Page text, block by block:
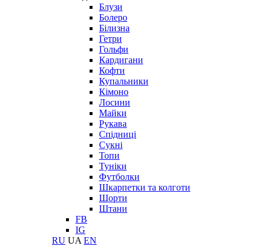
Блузи
Болеро
Білизна
Гетри
Гольфи
Кардигани
Кофти
Купальники
Кімоно
Лосини
Майки
Рукава
Спідниці
Сукні
Топи
Туніки
Футболки
Шкарпетки та колготи
Шорти
Штани
FB
IG
RU UA EN